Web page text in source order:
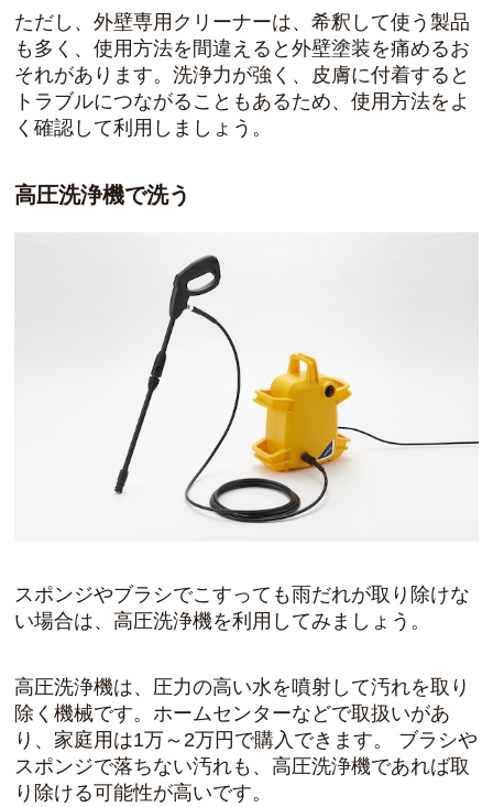
ただし、外壁専用クリーナーは、希釈して使う製品
も多く、使用方法を間違えると外壁塗装を痛めるお
それがあります。洗浄力が強く、皮膚に付着すると
トラブルにつながることもあるため、使用方法をよ
く確認して利用しましょう。
高圧洗浄機で洗う
スポンジやブラシでこすっても雨だれが取り除けな
い場合は、高圧洗浄機を利用してみましょう。
高圧洗浄機は、圧力の高い水を噴射して汚れを取り
除く機械です。ホームセンターなどで取扱いがあ
り、家庭用は1万～2万円で購入できます。 ブラシや
スポンジで落ちない汚れも、高圧洗浄機であれば取
り除ける可能性が高いです。